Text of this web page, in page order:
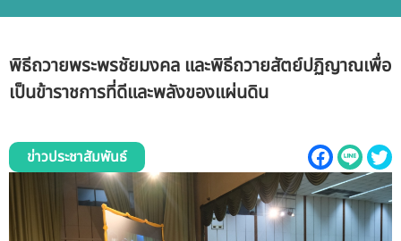
เกี่ยวกับสถาบัน
บุคลากรสถาบัน
ระบบสารสนเทศ (ใน)
ติดต่อเรา
พิธีถวายพระพรชัยมงคล และพิธีถวายสัตย์ปฏิญาณเพื่อ
เป็นข้าราชการที่ดีและพลังของแผ่นดิน
ข่าวประชาสัมพันธ์